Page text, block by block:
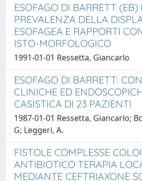
ESOFAGO DI BARRETT (EB)
PREVALENZA DELLA
ESOFAGEA E RAPPORTI
ISTO-MORFOLOGICO
1991-01-01 Ressetta, Giancarlo
ESOFAGO DI BARRETT:
CLINICHE ED
CASISTICA DI 23 PAZIENTI
1987-01-01 Ressetta, Giancarlo;
G; Leggeri, A.
FISTOLE COMPLESSE
ANTIBIOTICO TERAPIA
MEDIANTE CEFTRIAXONE